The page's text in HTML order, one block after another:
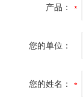
产品：
您的单位：
您的姓名：